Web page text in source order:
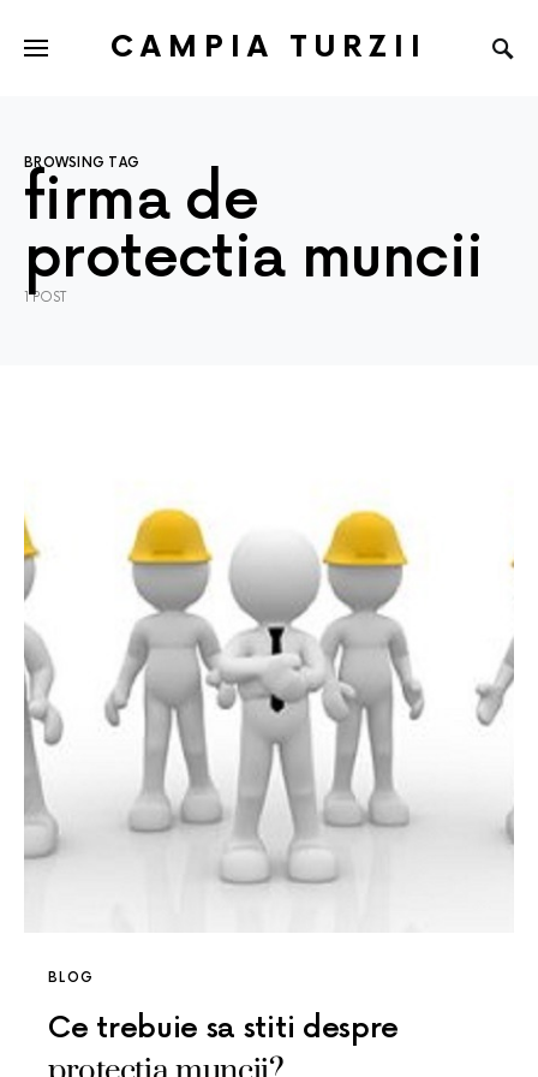
CAMPIA TURZII
BROWSING TAG
firma de
protectia muncii
1 POST
BLOG
Ce trebuie sa stiti despre